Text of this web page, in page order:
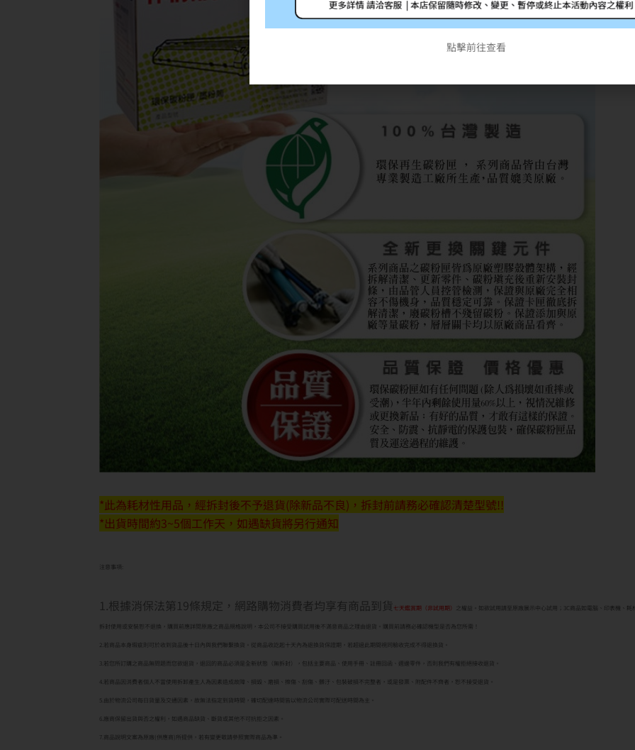
*此為耗材性用品，經拆封後不予退貨(除新品不良)，拆封前請務必確認清楚型號!!
*出貨時間約3~5個工作天，如遇缺貨將另行通知
注意事項:
1.根據消保法第19條規定，網路購物消費者均享有商品到貨 七天鑑賞期（非試用期） 之權益。如欲試用請至原廠展示中心試用；3C商品如電腦、印表機、
拆封使用或安裝恕不退換，購買前應詳閱原廠之商品規格說明，本公司不接受購買試用後不滿意商品之理由退貨。購買前請務必確認機型是否為您所需！
2.若商品本身瑕疵則可於收到貨品後十日內與我們聯繫換貨。從商品收訖起十天內為退換貨保證期，若超過此期間視同驗收完成不得退換貨。
3.若您所訂購之商品無問題而您欲退貨，退回的商品必須是全新狀態（無拆封），包括主要商品、使用手冊、註冊回函、週邊零件，否則我們有權拒絕接收退貨。
4.若商品因消費者個人不當使用拆卸產生人為因素造成故障、損毀、磨損、擦傷、刮傷、髒汙、包裝破損不完整者，或是發票、附配件不齊者，恕不接受退貨。
5.由於物流公司每日貨量及交通因素，故無法指定到貨時間，確切配達時間皆以物流公司實際可配送時間為主。
6.廠商保留出貨與否之權利，如遇商品缺貨、斷貨或其他不可抗拒之因素。
7.商品說明文案為原廠(供應商)所提供，若有變更敬請參照實際商品為準。
點擊前往查看